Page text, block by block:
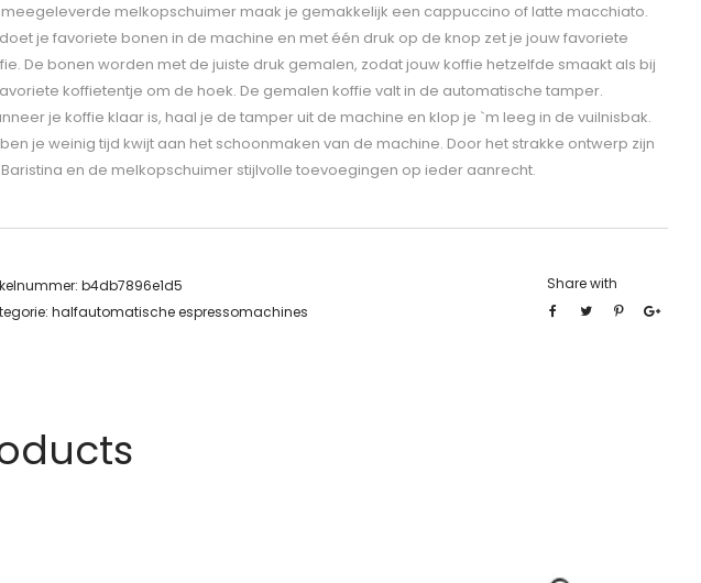
melkopschuimer maak je gemakkelijk een cappuccino of latte macchiato.
je favoriete bonen in de machine en met één druk op de knop zet je jouw favoriete
De bonen worden met de juiste druk gemalen, zodat jouw koffie hetzelfde smaakt als bij
koffietentje om de hoek. De gemalen koffie valt in de automatische tamper.
je koffie klaar is, haal je de tamper uit de machine en klop je `m leeg in de vuilnisbak.
je weinig tijd kwijt aan het schoonmaken van de machine. Door het strakke ontwerp zijn
en de melkopschuimer stijlvolle toevoegingen op ieder aanrecht.
b4db7896e1d5
halfautomatische espressomachines
Share with